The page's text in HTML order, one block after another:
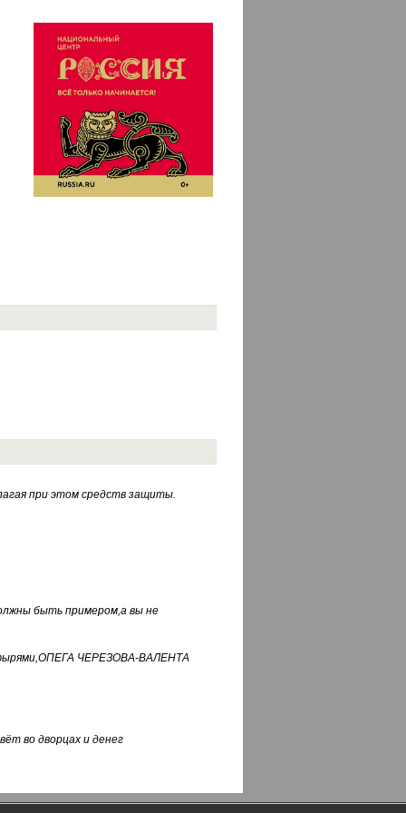
при этом средств защиты.
быть примером,а вы не
ЧЕРЕЗОВА-ВАЛЕНТА
во дворцах и денег